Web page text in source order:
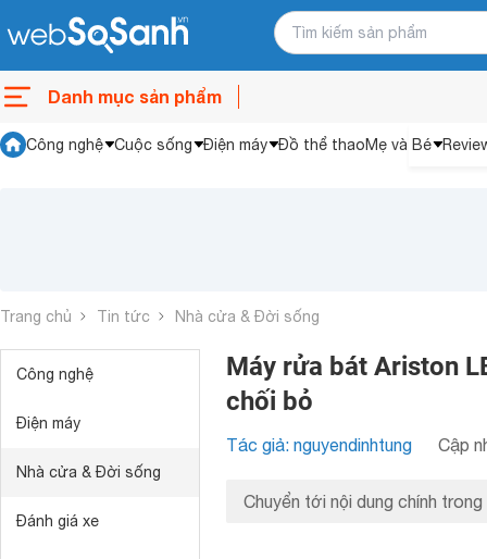
Danh mục sản phẩm
Công nghệ Cuộc sống Điện máy Đồ thể thaoMẹ và Bé
Trang chủ Tin tức Nhà cửa & Đời sống
Công nghệ
Điện máy
Nhà cửa & Đời sống
Đánh giá xe
Máy rửa bát Ariston
chối bỏ
Tác giả: nguyendinhtung Cập
Chuyển tới nội dung chính trong